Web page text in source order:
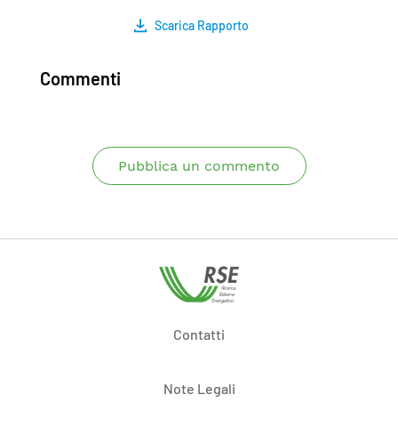
Scarica Rapporto
Commenti
Pubblica un commento
Contatti
Note Legali